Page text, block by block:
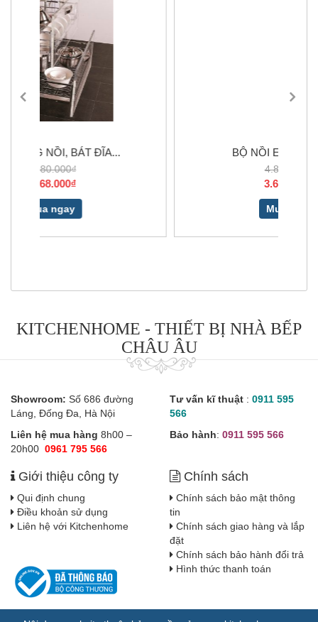
BỘ NỒI ELO RUBIN 5...
KITCHENHOME - THIẾT BỊ NHÀ BẾP
CHÂU ÂU
Showroom: Số 686 đường
Láng, Đống Đa, Hà Nội
Liên hệ mua hàng 8h00 –
20h00 0961 795 566
Tư vấn kĩ thuật : 0911 595
566
Bảo hành: 0911 595 566
Giới thiệu công ty
Qui định chung
Điều khoản sử dụng
Liên hệ với Kitchenhome
Chính sách
Chính sách bảo mật thông
tin
Chính sách giao hàng và lắp
đặt
Chính sách bảo hành đổi trả
Hình thức thanh toán